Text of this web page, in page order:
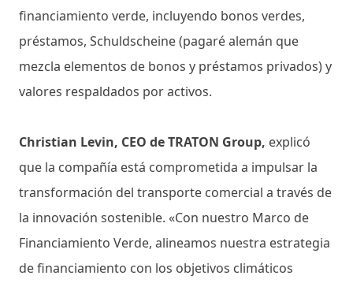
financiamiento verde, incluyendo bonos verdes,
préstamos, Schuldscheine (pagaré alemán que
mezcla elementos de bonos y préstamos privados) y
valores respaldados por activos.
Christian Levin, CEO de TRATON Group, explicó
que la compañía está comprometida a impulsar la
transformación del transporte comercial a través de
la innovación sostenible. «Con nuestro Marco de
Financiamiento Verde, alineamos nuestra estrategia
de financiamiento con los objetivos climáticos